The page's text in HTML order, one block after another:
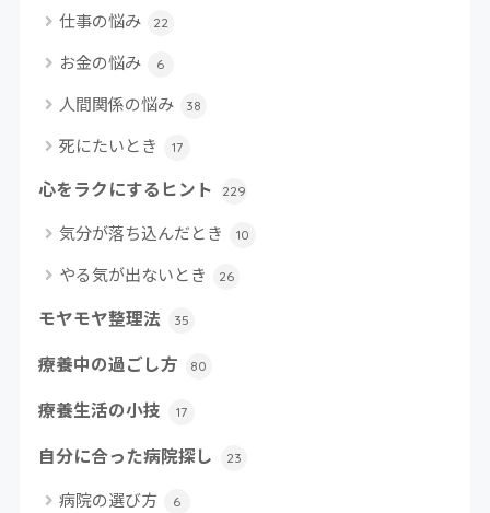
仕事の悩み 22
お金の悩み 6
人間関係の悩み 38
死にたいとき 17
心をラクにするヒント 229
気分が落ち込んだとき 10
やる気が出ないとき 26
モヤモヤ整理法 35
療養中の過ごし方 80
療養生活の小技 17
自分に合った病院探し 23
病院の選び方 6